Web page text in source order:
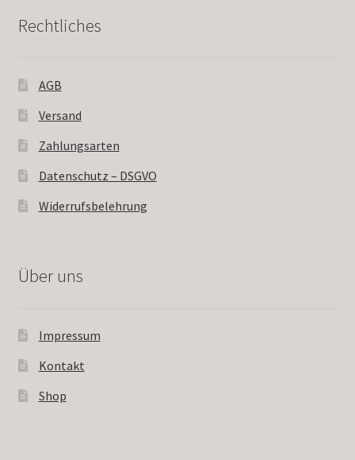
Rechtliches
AGB
Versand
Zahlungsarten
Datenschutz – DSGVO
Widerrufsbelehrung
Über uns
Impressum
Kontakt
Shop